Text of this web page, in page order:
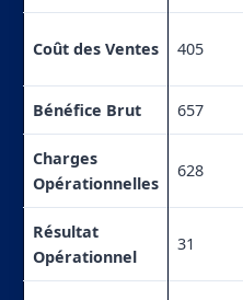
Coût des Ventes 405
Bénéfice Brut 657
Charges
Opérationnelles
628
Résultat
Opérationnel
31